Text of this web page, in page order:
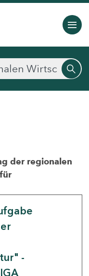
der regionalen
-